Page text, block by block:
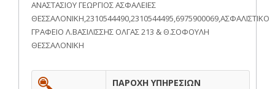
ΑΝΑΣΤΑΣΙΟΥ ΓΕΩΡΓΙΟΣ ΑΣΦΑΛΕΙΕΣ
ΘΕΣΣΑΛΟΝΙΚΗ,2310544490,2310544495,6975900069,ΑΣΦΑΛΙΣΤΙΚΟ
ΓΡΑΦΕΙΟ Λ.ΒΑΣΙΛΙΣΣΗΣ ΟΛΓΑΣ 213 & Θ.ΣΟΦΟΥΛΗ
ΘΕΣΣΑΛΟΝΙΚΗ
ΠΑΡΟΧΗ ΥΠΗΡΕΣΙΩΝ